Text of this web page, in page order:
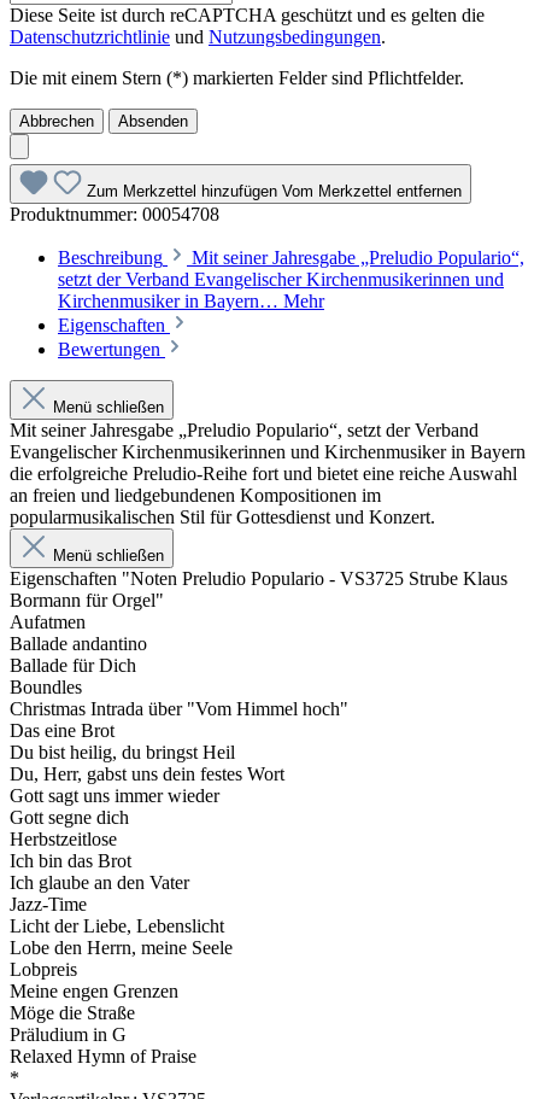
Diese Seite ist durch reCAPTCHA geschützt und es gelten die
Datenschutzrichtlinie und Nutzungsbedingungen.
Die mit einem Stern (*) markierten Felder sind Pflichtfelder.
Abbrechen Absenden
Zum Merkzettel hinzufügen Vom Merkzettel entfernen
Produktnummer: 00054708
Beschreibung
Mit seiner Jahresgabe „Preludio Populario“,
setzt der Verband Evangelischer Kirchenmusikerinnen und
Kirchenmusiker in Bayern… Mehr
Eigenschaften
Bewertungen
Menü schließen
Mit seiner Jahresgabe „Preludio Populario“, setzt der Verband
Evangelischer Kirchenmusikerinnen und Kirchenmusiker in Bayern
die erfolgreiche Preludio-Reihe fort und bietet eine reiche Auswahl
an freien und liedgebundenen Kompositionen im
popularmusikalischen Stil für Gottesdienst und Konzert.
Menü schließen
Eigenschaften "Noten Preludio Populario - VS3725 Strube Klaus
Bormann für Orgel"
Aufatmen
Ballade andantino
Ballade für Dich
Boundles
Christmas Intrada über "Vom Himmel hoch"
Das eine Brot
Du bist heilig, du bringst Heil
Du, Herr, gabst uns dein festes Wort
Gott sagt uns immer wieder
Gott segne dich
Herbstzeitlose
Ich bin das Brot
Ich glaube an den Vater
Jazz-Time
Licht der Liebe, Lebenslicht
Lobe den Herrn, meine Seele
Lobpreis
Meine engen Grenzen
Möge die Straße
Präludium in G
Relaxed Hymn of Praise
*